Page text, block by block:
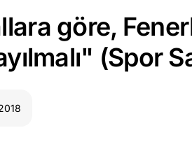
göre,
(Spor